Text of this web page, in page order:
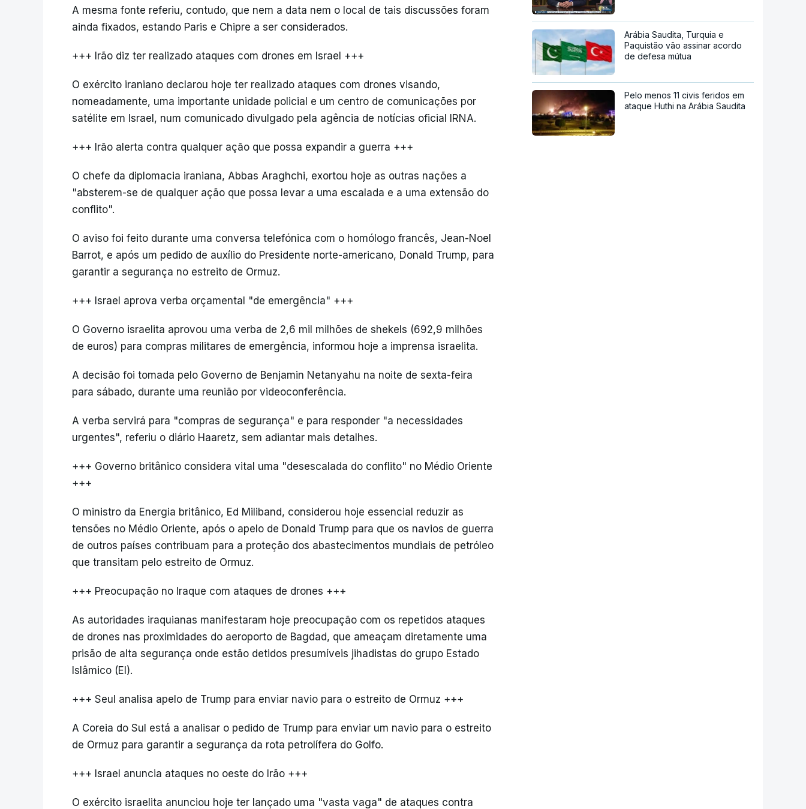
A mesma fonte referiu, contudo, que nem a data nem o local de tais discussões foram
ainda fixados, estando Paris e Chipre a ser considerados.
+++ Irão diz ter realizado ataques com drones em Israel +++
O exército iraniano declarou hoje ter realizado ataques com drones visando,
nomeadamente, uma importante unidade policial e um centro de comunicações por
satélite em Israel, num comunicado divulgado pela agência de notícias oficial IRNA.
+++ Irão alerta contra qualquer ação que possa expandir a guerra +++
O chefe da diplomacia iraniana, Abbas Araghchi, exortou hoje as outras nações a
"absterem-se de qualquer ação que possa levar a uma escalada e a uma extensão do
conflito".
O aviso foi feito durante uma conversa telefónica com o homólogo francês, Jean-Noel
Barrot, e após um pedido de auxílio do Presidente norte-americano, Donald Trump, para
garantir a segurança no estreito de Ormuz.
+++ Israel aprova verba orçamental "de emergência" +++
O Governo israelita aprovou uma verba de 2,6 mil milhões de shekels (692,9 milhões
de euros) para compras militares de emergência, informou hoje a imprensa israelita.
A decisão foi tomada pelo Governo de Benjamin Netanyahu na noite de sexta-feira
para sábado, durante uma reunião por videoconferência.
A verba servirá para "compras de segurança" e para responder "a necessidades
urgentes", referiu o diário Haaretz, sem adiantar mais detalhes.
+++ Governo britânico considera vital uma "desescalada do conflito" no Médio Oriente
+++
O ministro da Energia britânico, Ed Miliband, considerou hoje essencial reduzir as
tensões no Médio Oriente, após o apelo de Donald Trump para que os navios de guerra
de outros países contribuam para a proteção dos abastecimentos mundiais de petróleo
que transitam pelo estreito de Ormuz.
+++ Preocupação no Iraque com ataques de drones +++
As autoridades iraquianas manifestaram hoje preocupação com os repetidos ataques
de drones nas proximidades do aeroporto de Bagdad, que ameaçam diretamente uma
prisão de alta segurança onde estão detidos presumíveis jihadistas do grupo Estado
Islâmico (EI).
+++ Seul analisa apelo de Trump para enviar navio para o estreito de Ormuz +++
A Coreia do Sul está a analisar o pedido de Trump para enviar um navio para o estreito
de Ormuz para garantir a segurança da rota petrolífera do Golfo.
+++ Israel anuncia ataques no oeste do Irão +++
O exército israelita anunciou hoje ter lançado uma "vasta vaga" de ataques contra
Arábia Saudita, Turquia e
Paquistão vão assinar acordo
de defesa mútua
Pelo menos 11 civis feridos em
ataque Huthi na Arábia Saudita